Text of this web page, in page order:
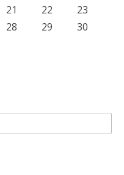
21 22
23
28 29
30